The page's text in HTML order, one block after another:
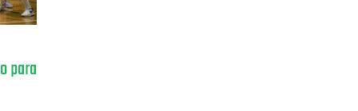
para